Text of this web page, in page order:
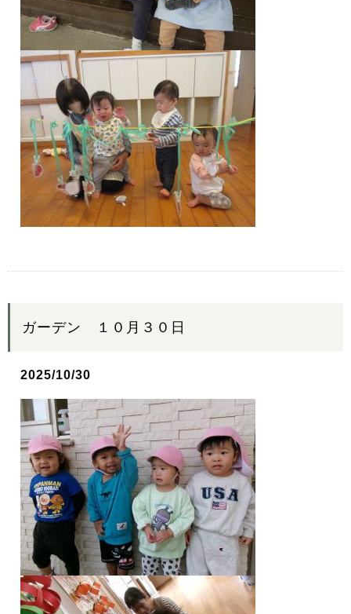
ガーデン １０月３０日
2025/10/30